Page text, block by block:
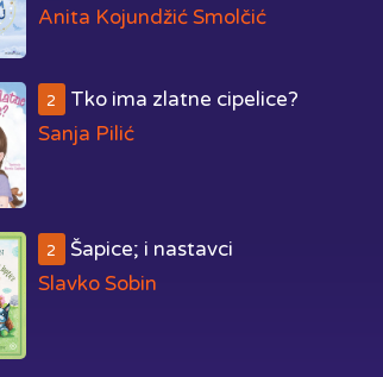
Anita Kojundžić Smolčić
2
Tko ima zlatne cipelice?
Sanja Pilić
2
Šapice; i nastavci
Slavko Sobin